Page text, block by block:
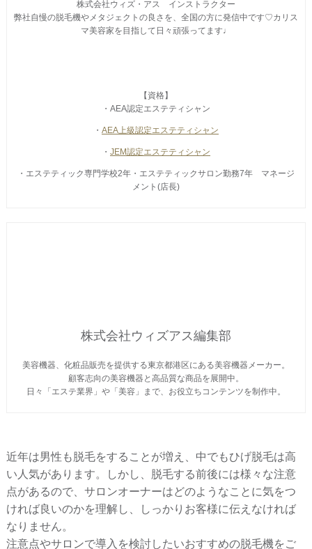
株式会社ウィズ・アス インストラクター
弊社自慢の脱毛機やメタジェクトの良さを、全国の方に発信中です♡カリス
マ美容家を目指して日々頑張ってます♩
【資格】
・AEA認定エステティシャン
・ AEA上級認定エステティシャン
・ JEM認定エステティシャン
・エステティック専門学校2年・エステティックサロン勤務7年 マネージ
メント(店長)
株式会社ウィズアス編集部
美容機器、化粧品販売を提供する東京都港区にある美容機器メーカー。
顧客志向の美容機器と高品質な商品を展開中。
日々「エステ業界」や「美容」まで、お役立ちコンテンツを制作中。
近年は男性も脱毛をすることが増え、中でもひげ脱毛は高
い人気があります。しかし、脱毛する前後には様々な注意
点があるので、サロンオーナーはどのようなことに気をつ
ければ良いのかを理解し、しっかりお客様に伝えなければ
なりません。
注意点やサロンで導入を検討したいおすすめの脱毛機をご